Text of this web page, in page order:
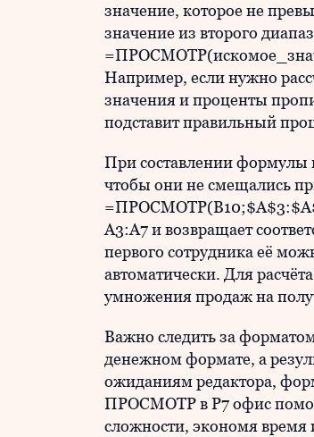
значение, которое не
значение из второго
Например, если нужно
значения и проценты
подставит правильный
При составлении
чтобы они не смещались
A3:A7 и возвращает
первого сотрудника её
автоматически. Для
умножения продаж на
Важно следить за
денежном формате, а
ожиданиям редактора,
ПРОСМОТР в Р7 офис
сложности, экономя